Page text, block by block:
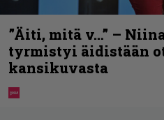
”Äiti, mitä v…” –
tyrmistyi äidistään
kansikuvasta